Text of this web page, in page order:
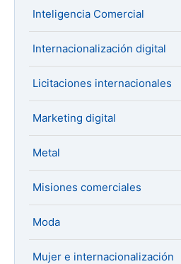
Inteligencia Comercial
Internacionalización digital
Licitaciones internacionales
Marketing digital
Metal
Misiones comerciales
Moda
Mujer e internacionalización